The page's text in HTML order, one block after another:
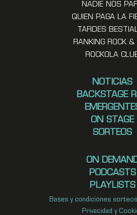
NADIE NOS
QUIEN PAGA LA
TARDES
RANKING ROCK &
ROCKOLA
NOTICIAS
BACKSTAGE
ON STAGE
SORTEOS
ON
PODCASTS
PLAYLISTS
Bases y condiciones
Privacidad y